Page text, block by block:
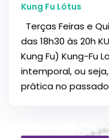
Kung Fu Lótus
Terças Feiras e
das 18h30 às 20h
Kung Fu) Kung-Fu
intemporal, ou
prática no